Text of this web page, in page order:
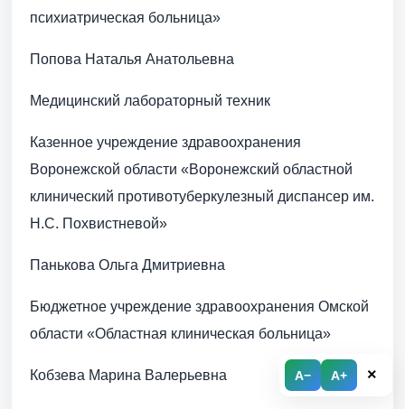
A− A+ ×
психиатрическая больница»
Попова Наталья Анатольевна
Медицинский лабораторный техник
Казенное учреждение здравоохранения
Воронежской области «Воронежский областной
клинический противотуберкулезный диспансер им.
Н.С. Похвистневой»
Панькова Ольга Дмитриевна
Бюджетное учреждение здравоохранения Омской
области «Областная клиническая больница»
Кобзева Марина Валерьевна